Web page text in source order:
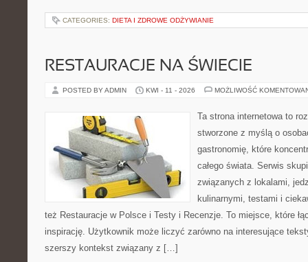
CATEGORIES: DIETA I ZDROWE ODŻYWIANIE
RESTAURACJE NA ŚWIECIE
POSTED BY ADMIN KWI - 11 - 2026 MOŻLIWOŚĆ
Ta strona internetowa to
stworzone z myślą o
gastronomię, które
całego świata. Serwis
związanych z lokalami,
kulinarnymi, testami i
też Restauracje w Polsce i Testy i Recenzje. To miejsce, które
inspirację. Użytkownik może liczyć zarówno na interesujące
szerszy kontekst związany z […]